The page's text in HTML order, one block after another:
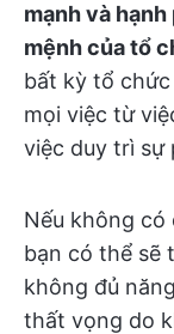
mạnh và
mệnh của tổ
bất kỳ tổ
mọi việc từ
việc duy trì sự
Nếu không có
bạn có thể sẽ
không đủ
thất vọng do